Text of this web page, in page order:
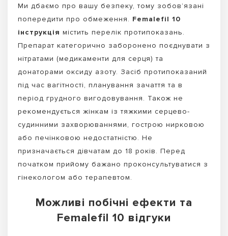
Ми дбаємо про вашу безпеку, тому зобов’язані
попередити про обмеження. Femalefil 10
інструкція містить перелік протипоказань.
Препарат категорично заборонено поєднувати з
нітратами (медикаменти для серця) та
донаторами оксиду азоту. Засіб протипоказаний
під час вагітності, планування зачаття та в
період грудного вигодовування. Також не
рекомендується жінкам із тяжкими серцево-
судинними захворюваннями, гострою нирковою
або печінковою недостатністю. Не
призначається дівчатам до 18 років. Перед
початком прийому бажано проконсультуватися з
гінекологом або терапевтом.
Можливі побічні ефекти та
Femalefil 10 відгуки